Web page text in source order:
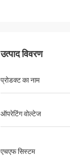
उत्पाद विवरण
प्रोडक्ट का नाम
ऑपरेटिंग वोल्टेज
एचएफ सिस्टम